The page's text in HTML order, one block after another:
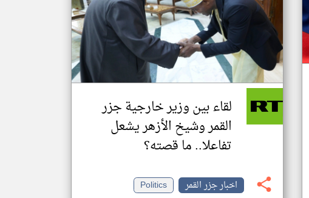
لقاء بين وزير خارجية جزر
القمر وشيخ الأزهر يشعل
تفاعلا.. ما قصته؟
اخبار جزر القمر
Politics